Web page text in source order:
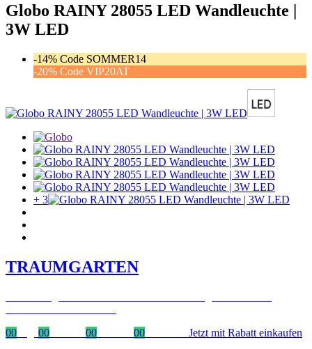
Globo RAINY 28055 LED Wandleuchte |
3W LED
-14% Code SOMMER14
-20% Code VIP20AT
+ 3
TRAUMGARTEN
00
00 00 00 Jetzt mit Rabatt einkaufen